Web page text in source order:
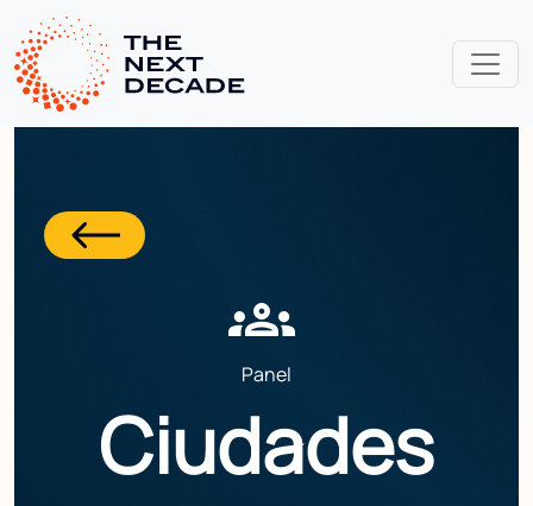
groups
Panel
Ciudades